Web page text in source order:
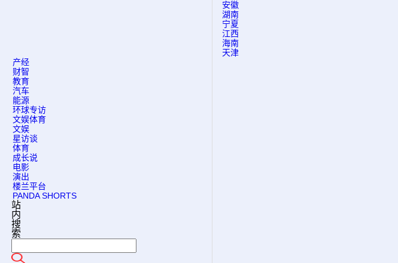
安徽
湖南
宁夏
江西
海南
天津
产经
财智
教育
汽车
能源
环球专访
文娱体育
文娱
星访谈
体育
成长说
电影
演出
楼兰平台
PANDA SHORTS
站
内
搜
索